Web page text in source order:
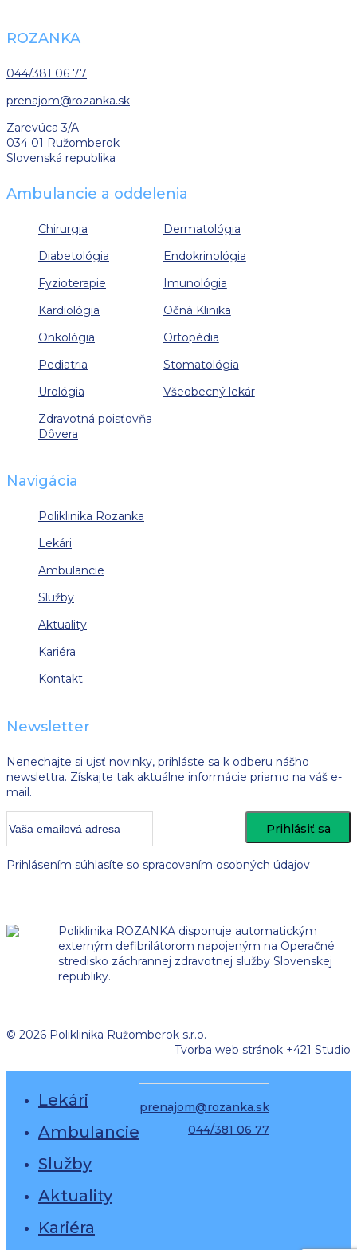
ROZANKA
044/381 06 77
prenajom@rozanka.sk
Zarevúca 3/A
034 01 Ružomberok
Slovenská republika
Ambulancie a oddelenia
Chirurgia
Dermatológia
Diabetológia
Endokrinológia
Fyzioterapie
Imunológia
Kardiológia
Očná Klinika
Onkológia
Ortopédia
Pediatria
Stomatológia
Urológia
Všeobecný lekár
Zdravotná poisťovňa
Dôvera
Navigácia
Poliklinika Rozanka
Lekári
Ambulancie
Služby
Aktuality
Kariéra
Kontakt
Newsletter
Nenechajte si ujsť novinky, prihláste sa k odberu nášho
newslettra. Získajte tak aktuálne informácie priamo na váš e-
mail.
Prihlásením súhlasíte so spracovaním osobných údajov
Poliklinika ROZANKA disponuje automatickým
externým defibrilátorom napojeným na Operačné
stredisko záchrannej zdravotnej služby Slovenskej
republiky.
© 2026 Poliklinika Ružomberok s.r.o.
Tvorba web stránok +421 Studio
prenajom@rozanka.sk
044/381 06 77
Lekári
Ambulancie
Služby
Aktuality
Kariéra